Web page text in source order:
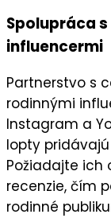
Spolupráca
influencermi
Partnerstvo s
rodinnými
Instagram a
lopty
Požiadajte ich
recenzie, čím
rodinné